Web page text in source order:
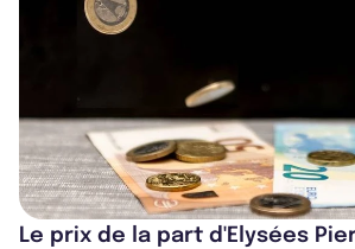
Le prix de la part d'Elysées